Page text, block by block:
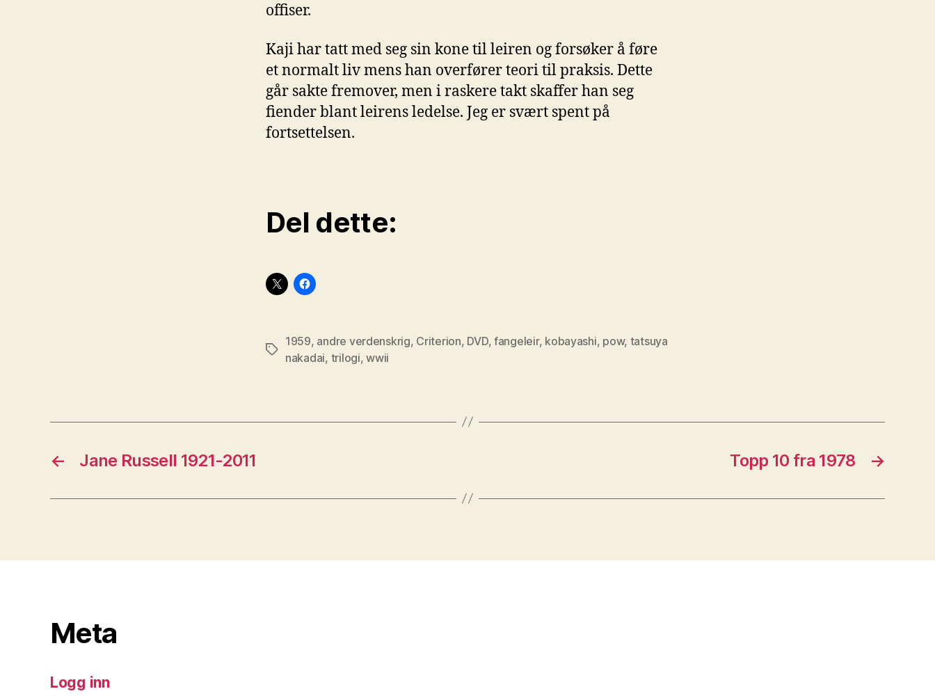
offiser.
Kaji har tatt med seg sin kone til leiren og forsøker å føre
et normalt liv mens han overfører teori til praksis. Dette
går sakte fremover, men i raskere takt skaffer han seg
fiender blant leirens ledelse. Jeg er svært spent på
fortsettelsen.
Del dette:
Stikkord
1959, andre verdenskrig, Criterion, DVD, fangeleir, kobayashi, pow, tatsuya
nakadai, trilogi,wwii
← Jane Russell 1921-2011 →
Topp 10 fra 1978
Meta
Logg inn